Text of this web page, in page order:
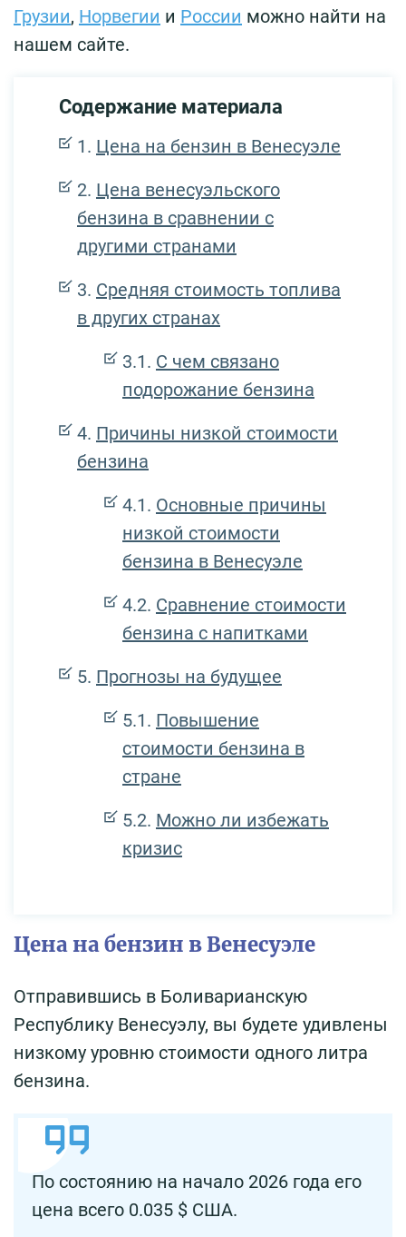
Грузии, Норвегии и России можно найти на
нашем сайте.
Содержание материала
Цена на бензин в Венесуэле
Цена венесуэльского
бензина в сравнении с
другими странами
Средняя стоимость топлива
в других странах
С чем связано
подорожание бензина
Причины низкой стоимости
бензина
Основные причины
низкой стоимости
бензина в Венесуэле
Сравнение стоимости
бензина с напитками
Прогнозы на будущее
Повышение
стоимости бензина в
стране
Можно ли избежать
кризис
Цена на бензин в Венесуэле
Отправившись в Боливарианскую
Республику Венесуэлу, вы будете удивлены
низкому уровню стоимости одного литра
бензина.
По состоянию на начало 2026 года его
цена всего 0.035 $ США.